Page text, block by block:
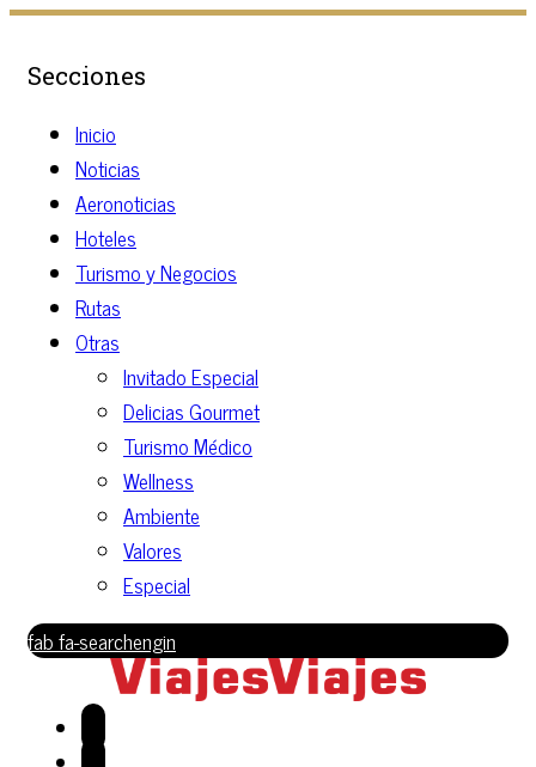
Secciones
Inicio
Noticias
Aeronoticias
Hoteles
Turismo y Negocios
Rutas
Otras
Invitado Especial
Delicias Gourmet
Turismo Médico
Wellness
Ambiente
Valores
Especial
fab fa-searchengin